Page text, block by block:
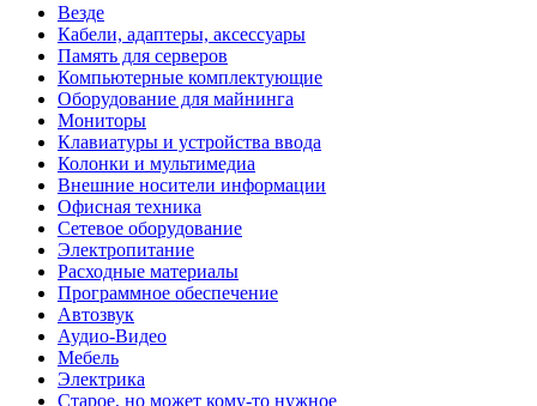
Везде
Кабели, адаптеры, аксессуары
Память для серверов
Компьютерные комплектующие
Оборудование для майнинга
Мониторы
Клавиатуры и устройства ввода
Колонки и мультимедиа
Внешние носители информации
Офисная техника
Сетевое оборудование
Электропитание
Расходные материалы
Программное обеспечение
Автозвук
Аудио-Видео
Мебель
Электрика
Старое, но может кому-то нужное